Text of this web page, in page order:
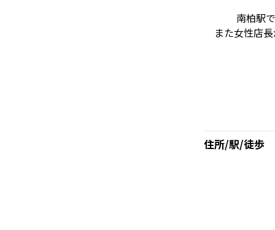
南柏駅
また女性店
住所/駅/徒歩